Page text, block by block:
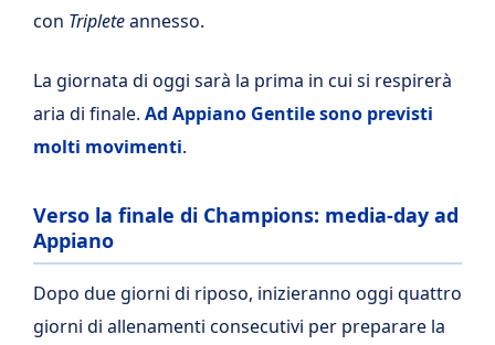
con Tripleteannesso.
La giornata di oggi sarà la prima in cui si respirerà
aria di finale. Ad Appiano Gentile sono previsti
molti movimenti.
Verso la finale di Champions: media-day ad
Appiano
Dopo due giorni di riposo, inizieranno oggi quattro
giorni di allenamenti consecutivi per preparare la